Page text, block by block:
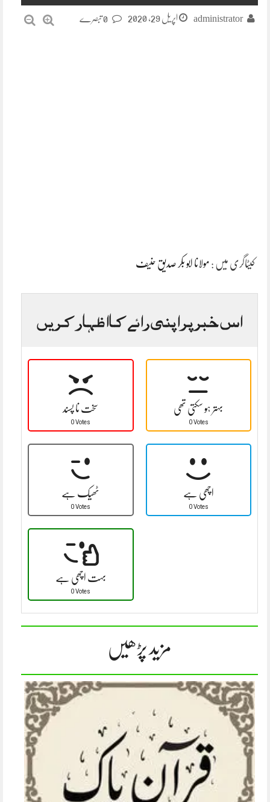
administrator اپریل 29, 2020
کیٹاگری میں : مولانا ابو بکر صدیق حنیف
اس خبر پر اپنی رائے کا اظہار کریں
سخت نا پسند
0 Votes
بہتر ہو سکتی تھی
0 Votes
ٹھیک ہے
0 Votes
اچھی ہے
0 Votes
بہت اچھی ہے
0 Votes
مزید پڑھیں